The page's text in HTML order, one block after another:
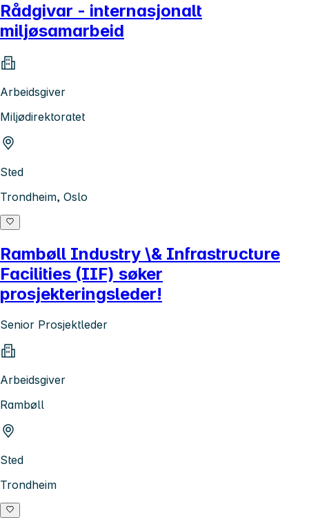
Rådgivar - internasjonalt
miljøsamarbeid
Arbeidsgiver
Miljødirektoratet
Sted
Trondheim, Oslo
Rambøll Industry \& Infrastructure
Facilities (IIF) søker
prosjekteringsleder!
Senior Prosjektleder
Arbeidsgiver
Rambøll
Sted
Trondheim